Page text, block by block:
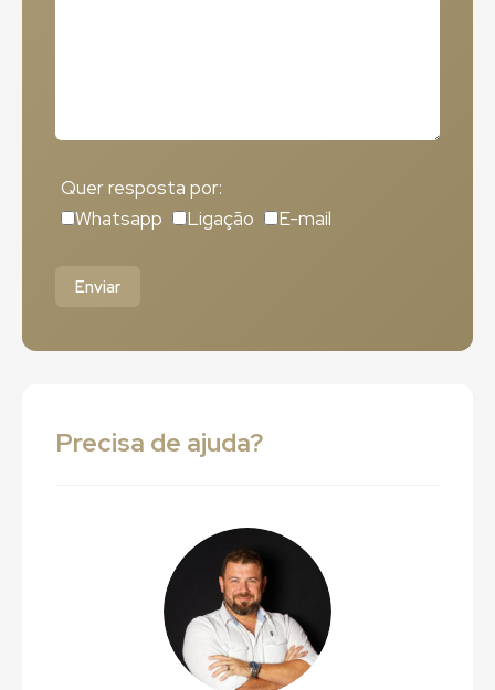
Quer resposta por:
Whatsapp
Ligação E-mail
Enviar
Precisa de ajuda?